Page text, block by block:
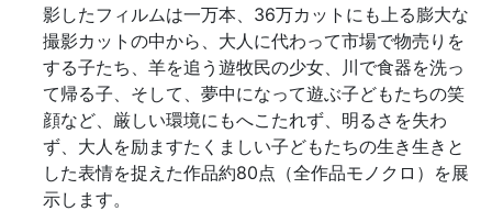
影したフィルムは一万本、36万カットにも上る膨大な
撮影カットの中から、大人に代わって市場で物売りを
する子たち、羊を追う遊牧民の少女、川で食器を洗っ
て帰る子、そして、夢中になって遊ぶ子どもたちの笑
顔など、厳しい環境にもへこたれず、明るさを失わ
ず、大人を励ますたくましい子どもたちの生き生きと
した表情を捉えた作品約80点（全作品モノクロ）を展
示します。